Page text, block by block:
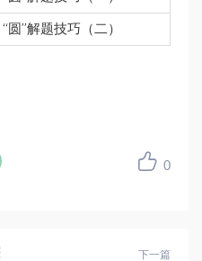
“圆”解题技巧（二）
0
下一篇